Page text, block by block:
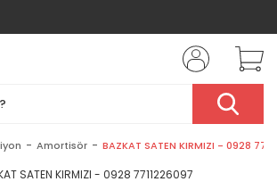
Amortisör BAZKAT SATEN KIRMIZI - 0928